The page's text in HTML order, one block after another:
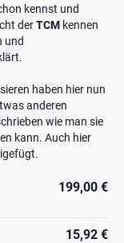
kennst und
derTCM kennen
und
haben hier nun
anderen
wie man sie
kann. Auch hier
199,00 €
15,92 €